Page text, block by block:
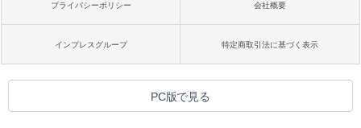
プライバシーポリシー 会社概要
インプレスグループ 特定商取引法に基づく表示
PC版で見る